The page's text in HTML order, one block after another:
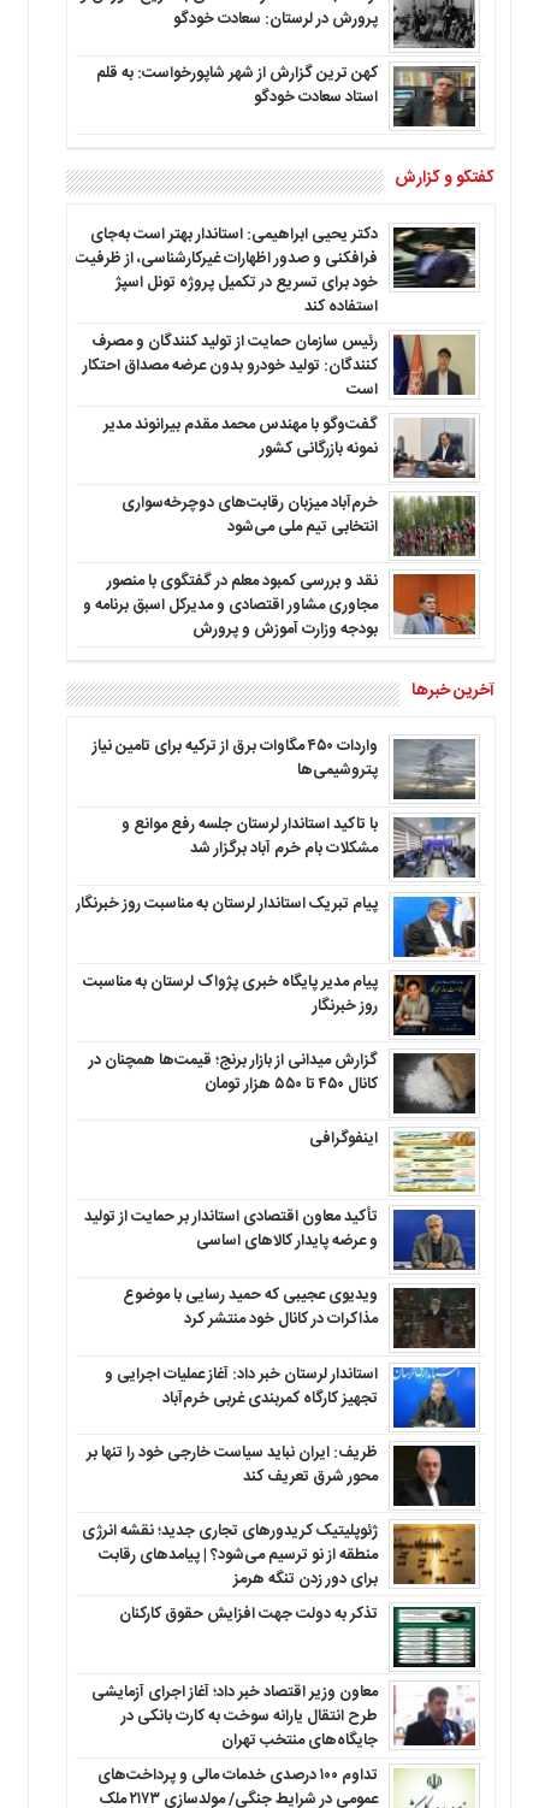
پرورش در لرستان: سعادت خودگو
کهن ترین گزارش از شهر شاپورخواست: به قلم
استاد سعادت خودگو
گفتگو و گزارش
دکتر یحیی ابراهیمی: استاندار بهتر است به‌جای
فرافکنی و صدور اظهارات غیرکارشناسی، از ظرفیت
خود برای تسریع در تکمیل پروژه تونل اسپژ
استفاده کند
رئیس سازمان حمایت از تولید کنندگان و مصرف
کنندگان: تولید خودرو بدون عرضه مصداق احتکار
است
گفت‌وگو با مهندس محمد مقدم بیرانوند مدیر
نمونه بازرگانی کشور
خرم‌آباد میزبان رقابت‌های دوچرخه‌سواری
انتخابی تیم ملی می‌شود
نقد و بررسی کمبود معلم در گفتگوی با منصور
مجاوری مشاور اقتصادی و مدیرکل اسبق برنامه و
بودجه وزارت آموزش و پرورش
آخرین خبرها
واردات ۴۵۰ مگاوات برق از ترکیه برای تامین نیاز
پتروشیمی‌ها
با تاکید استاندار لرستان جلسه رفع موانع و
مشکلات بام خرم آباد برگزار شد
پیام تبریک استاندار لرستان به‌ مناسبت روز خبرنگار
پیام مدیر پایگاه خبری پژواک لرستان به مناسبت
روز خبرنگار
گزارش میدانی از بازار برنج؛ قیمت‌ها همچنان در
کانال ۴۵۰ تا ۵۵۰ هزار تومان
اینفوگرافی
تأکید معاون اقتصادی استاندار بر حمایت از تولید
و عرضه پایدار کالاهای اساسی
ویدیوی عجیبی که حمید رسایی با موضوع
مذاکرات در کانال خود منتشر کرد
استاندار لرستان خبر داد: آغاز عملیات اجرایی و
تجهیز کارگاه کمربندی غربی خرم‌آباد
ظریف: ایران نباید سیاست خارجی خود را تنها بر
محور شرق تعریف کند
ژئوپلیتیک کریدورهای تجاری جدید؛ نقشه انرژی
منطقه‌ از نو ترسیم می‌شود؟ | پیامدهای رقابت
برای دور زدن تنگه هرمز
تذکر به دولت جهت افزایش حقوق کارکنان ‌
معاون وزیر اقتصاد خبر داد؛ آغاز اجرای آزمایشی
طرح انتقال یارانه سوخت به کارت بانکی در
جایگاه‌های منتخب تهران
تداوم ۱۰۰ درصدی خدمات مالی و پرداخت‌های
عمومی در شرایط جنگی/ مولدسازی ۲۱۷۳ ملک